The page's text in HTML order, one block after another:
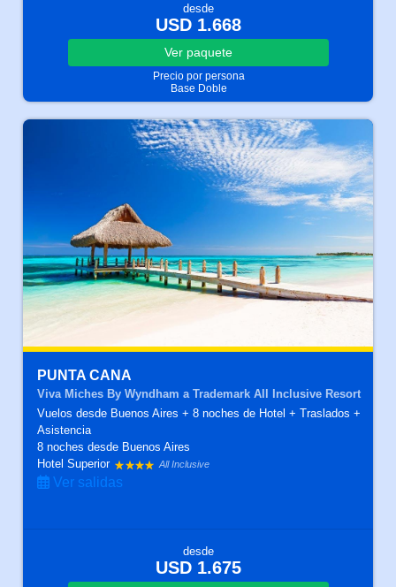
desde
USD 1.668
Ver paquete
Precio por persona
Base Doble
PUNTA CANA
Viva Miches By Wyndham a Trademark All Inclusive Resort
Vuelos desde Buenos Aires + 8 noches de Hotel + Traslados +
Asistencia
8 nochesdesde Buenos Aires
Hotel Superior
All Inclusive
Ver salidas
desde
USD 1.675